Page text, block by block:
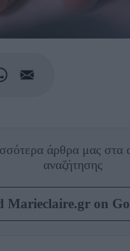
άρθρα μας στα
αναζήτησης
Marieclaire.gr on